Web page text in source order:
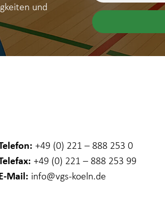
und
+49 (0) 221 – 888 253 0
+49 (0) 221 – 888 253 99
Mail: info@vgs-koeln.de